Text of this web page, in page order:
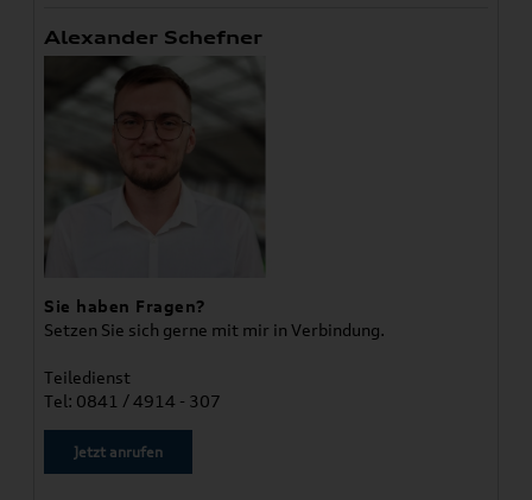
Alexander Schefner
Sie haben Fragen?
Setzen Sie sich gerne mit mir in Verbindung.
Teiledienst
Tel: 0841 / 4914 - 307
Jetzt anrufen